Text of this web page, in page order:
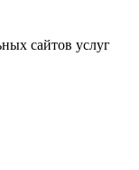
сайтов услуг